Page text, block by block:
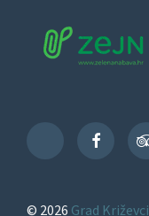
TikTok
© 2026 Grad Križevci